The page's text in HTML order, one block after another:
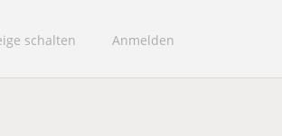
schalten Anmelden